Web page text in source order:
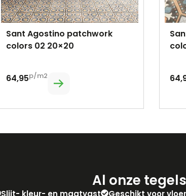
Sant Agostino patchwork
colors 02 20×20
64,95p/m2
Al onze
Slijt- kleur- en maatvast Geschikt voor